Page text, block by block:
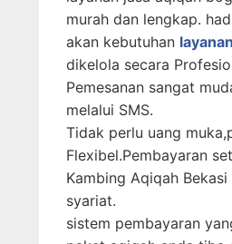
murah dan lengkap.
akan kebutuhan
dikelola secara
Pemesanan sangat
melalui SMS.
Tidak perlu uang
Flexibel.Pembayaran
Kambing Aqiqah
syariat.
sistem pembayaran